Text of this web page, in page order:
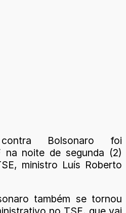
Bolsonaro foi
na noite de segunda (2)
ministro Luís Roberto
também se tornou